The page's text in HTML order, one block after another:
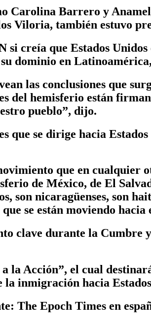
Carolina Barrero y
Viloria, también estuvo
creía que Estados
dominio en
las conclusiones que
del hemisferio están
pueblo”, dijo.
que se dirige hacia
que en cualquier
de México, de El
son nicaragüenses, son
se están moviendo hacia
clave durante la Cumbre
la Acción”, el cual
la inmigración hacia
The Epoch Times en